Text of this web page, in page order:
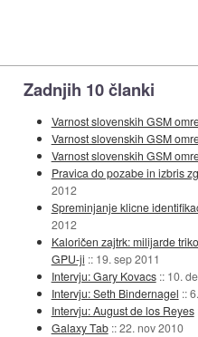
Zadnjih 10 članki
Varnost slovenskih GSM
Varnost slovenskih GSM
Varnost slovenskih GSM
Pravica do pozabe in izbris
2012
Spreminjanje klicne
2012
Kaloričen zajtrk: milijarde
GPU-ji :: 19. sep 2011
Intervju: Gary Kovacs :: 10.
Intervju: Seth Bindernagel ::
Intervju: August de los Reyes
Galaxy Tab ::22. nov 2010